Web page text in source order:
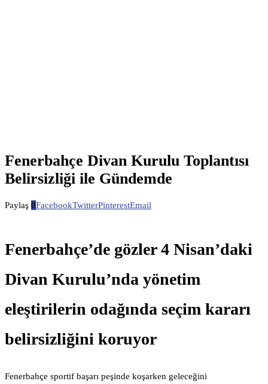
Fenerbahçe Divan Kurulu Toplantısı
Belirsizliği ile Gündemde
Paylaş 0FacebookTwitterPinterestEmail
Fenerbahçe’de gözler 4 Nisan’daki
Divan Kurulu’nda yönetim
eleştirilerin odağında seçim kararı
belirsizliğini koruyor
Fenerbahçe sportif başarı peşinde koşarken geleceğini